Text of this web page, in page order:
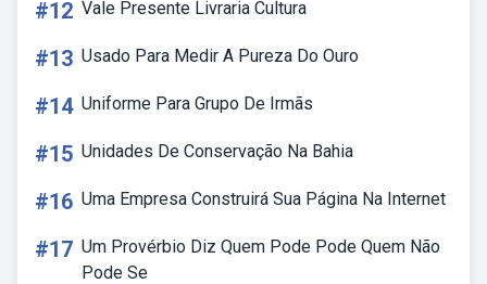
#12 Vale Presente Livraria Cultura
#13 Usado Para Medir A Pureza Do Ouro
#14 Uniforme Para Grupo De Irmãs
#15 Unidades De Conservação Na Bahia
#16 Uma Empresa Construirá Sua Página Na Internet
#17 Um Provérbio Diz Quem Pode Pode Quem Não
Pode Se